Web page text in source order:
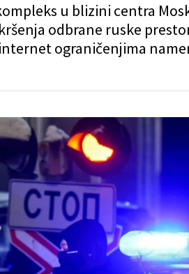
u blizini centra
odbrane ruske
ograničenjima